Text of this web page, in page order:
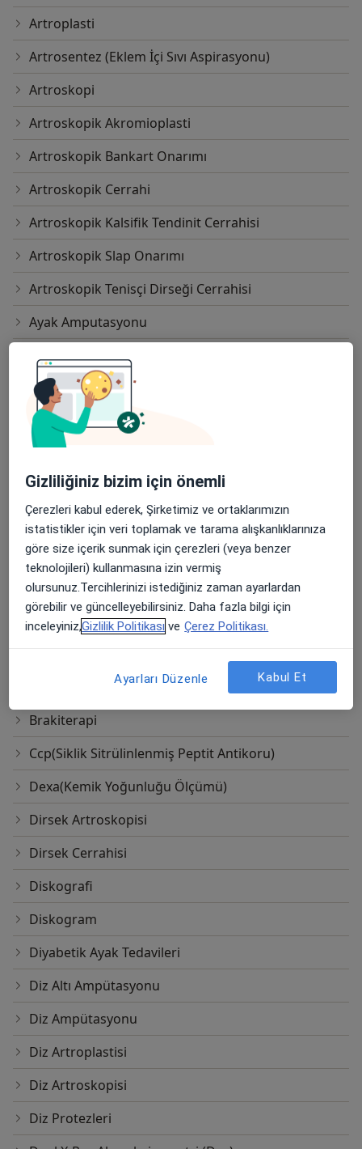
Artroplasti
Artrosentez (Eklem İçi Sıvı Aspirasyonu)
Artroskopi
Artroskopik Akromioplasti
Artroskopik Bankart Onarımı
Artroskopik Cerrahi
Artroskopik Kalsifik Tendinit Cerrahisi
Artroskopik Slap Onarımı
Artroskopik Tenisçi Dirseği Cerrahisi
Ayak Amputasyonu
Ayak Bileği Artroskopisi
Ayak Parmağı Ampütasyonu
Ayak Ve Ayak Bileği Artrodezi
Ayak Ve Ayak Bileği Laparoskopik Artrodezi
Açık Redüksiyon Internal Fiksasyon(Orif)
Ağrı Pompası
Batık Tırnak Tedavisi
Bebek Kalça Ultrasonu
Biseps Tenodezi
Brakiterapi
Ccp(Siklik Sitrülinlenmiş Peptit Antikoru)
Dexa(Kemik Yoğunluğu Ölçümü)
Dirsek Artroskopisi
Dirsek Cerrahisi
Diskografi
Diskogram
Diyabetik Ayak Tedavileri
Diz Altı Ampütasyonu
Diz Ampütasyonu
Diz Artroplastisi
Diz Artroskopisi
Diz Protezleri
Gizliliğiniz bizim için önemli
Çerezleri kabul ederek, Şirketimiz ve ortaklarımızın
istatistikler için veri toplamak ve tarama alışkanlıklarınıza
göre size içerik sunmak için çerezleri (veya benzer
teknolojileri) kullanmasına izin vermiş
olursunuz.Tercihlerinizi istediğiniz zaman ayarlardan
görebilir ve güncelleyebilirsiniz. Daha fazla bilgi için
inceleyiniz,Gizlilik Politikası ve Çerez Politikası.
Ayarları Düzenle Kabul Et